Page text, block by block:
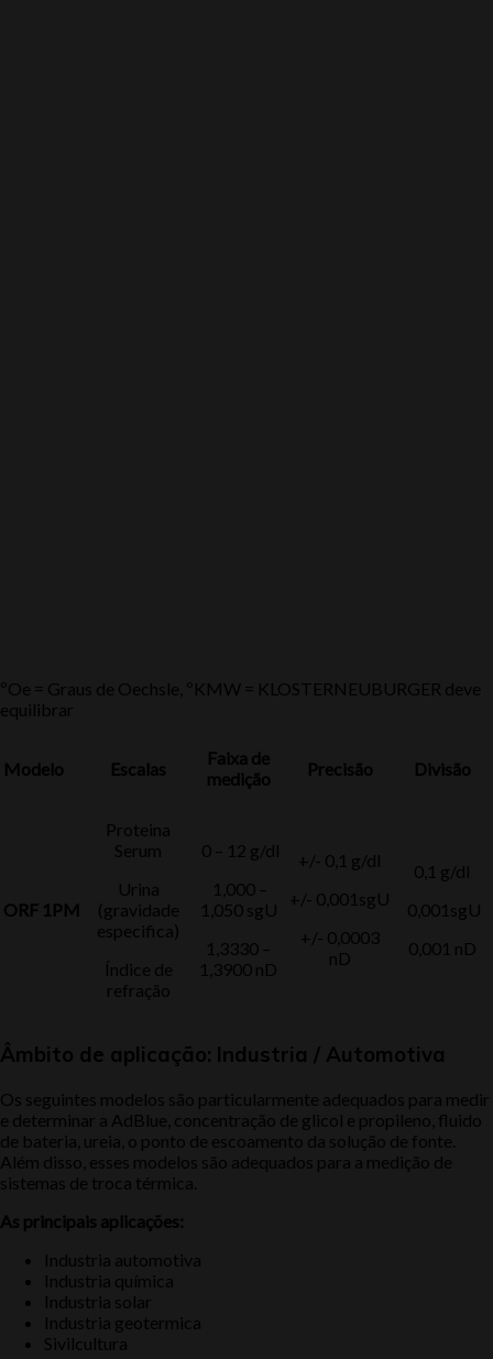
ºOe = Graus de Oechsle, ºKMW = KLOSTERNEUBURGER deve
equilibrar
Modelo Escalas
Faixa de
medição
Precisão Divisão
ORF 1PM
Proteina
Serum
Urina
(gravidade
especifica)
Índice de
refração
0 – 12 g/dl
1,000 –
1,050 sgU
1,3330 –
1,3900 nD
+/- 0,1 g/dl
+/- 0,001sgU
+/- 0,0003
nD
0,1 g/dl
0,001sgU
0,001 nD
Âmbito de aplicação: Industria / Automotiva
Os seguintes modelos são particularmente adequados para medir
e determinar a AdBlue, concentração de glicol e propileno, fluido
de bateria, ureia, o ponto de escoamento da solução de fonte.
Além disso, esses modelos são adequados para a medição de
sistemas de troca térmica.
As principais aplicações:
Industria automotiva
Industria química
Industria solar
Industria geotermica
Sivilcultura